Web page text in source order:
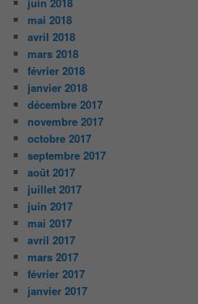
mai 2018
avril 2018
mars 2018
février 2018
janvier 2018
décembre 2017
novembre 2017
octobre 2017
septembre 2017
août 2017
juillet 2017
juin 2017
mai 2017
avril 2017
mars 2017
février 2017
janvier 2017